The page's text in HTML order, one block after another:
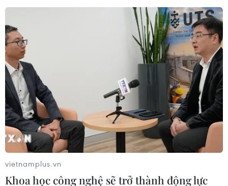
TIN LIÊN QUAN
Thi tốt nghiệp THPT: Sáng nay, thí sinh
vietnamplus.vn
Khoa học công nghệ sẽ trở thành động lực